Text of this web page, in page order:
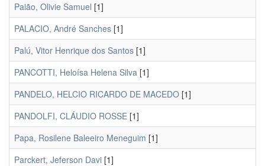
Paião, Olivie Samuel [1]
PALACIO, André Sanches [1]
Palú, Vitor Henrique dos Santos [1]
PANCOTTI, Heloísa Helena Silva [1]
PANDELO, HELCIO RICARDO DE MACEDO [1]
PANDOLFI, CLÁUDIO ROSSE [1]
Papa, Rosilene Baleeiro Meneguim [1]
Parckert, Jeferson Davi [1]